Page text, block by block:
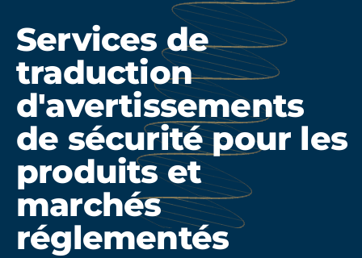
Services de
traduction
d'avertissements
de sécurité pour les
produits et
marchés
réglementés